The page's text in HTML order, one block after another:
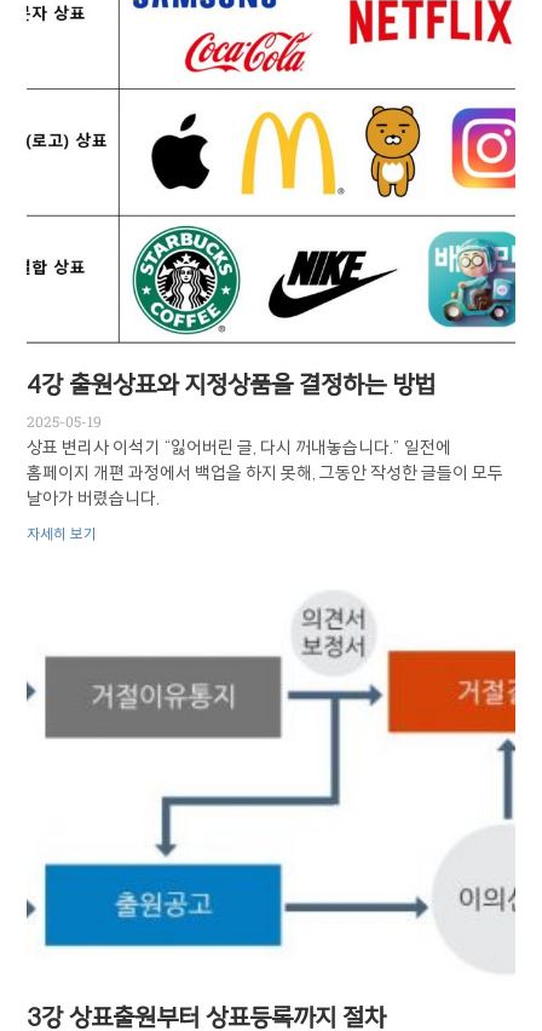
4강 출원상표와 지정상품을 결정하는 방법
2025-05-19
상표 변리사 이석기 “잃어버린 글, 다시 꺼내놓습니다.” 일전에
홈페이지 개편 과정에서 백업을 하지 못해, 그동안 작성한 글들이 모두
날아가 버렸습니다.
자세히 보기
3강 상표출원부터 상표등록까지 절차